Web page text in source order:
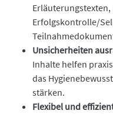
Erfolgskontrolle/
Unsicherheiten
Inhalte helfen
das
stärken.
Flexibel und